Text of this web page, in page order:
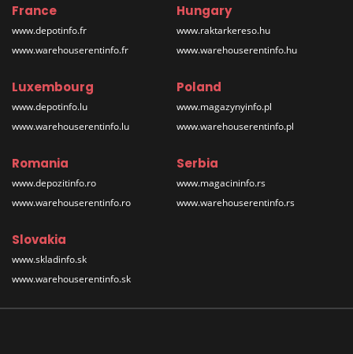
France
www.depotinfo.fr
www.warehouserentinfo.fr
Hungary
www.raktarkereso.hu
www.warehouserentinfo.hu
Luxembourg
www.depotinfo.lu
www.warehouserentinfo.lu
Poland
www.magazynyinfo.pl
www.warehouserentinfo.pl
Romania
www.depozitinfo.ro
www.warehouserentinfo.ro
Serbia
www.magacininfo.rs
www.warehouserentinfo.rs
Slovakia
www.skladinfo.sk
www.warehouserentinfo.sk